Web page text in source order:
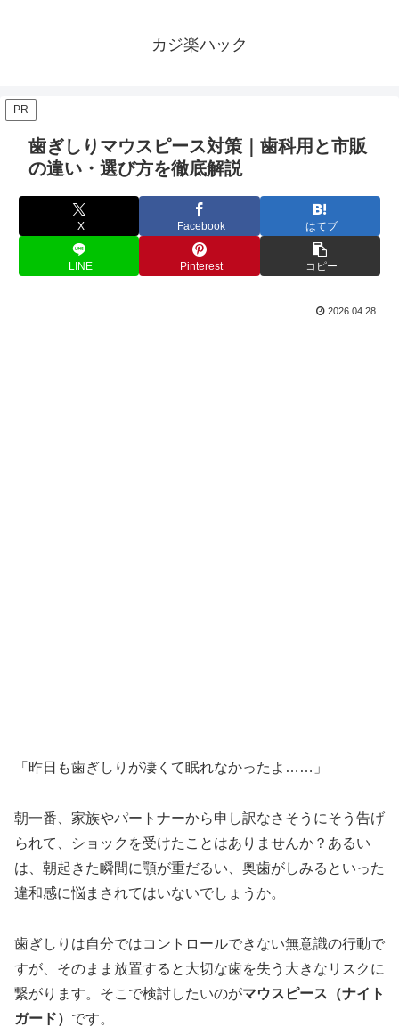
カジ楽ハック
PR
歯ぎしりマウスピース対策｜歯科用と市販
の違い・選び方を徹底解説
X Facebook はてブ
LINE Pinterest コピー
2026.04.28
「昨日も歯ぎしりが凄くて眠れなかったよ……」
朝一番、家族やパートナーから申し訳なさそうにそう告げ
られて、ショックを受けたことはありませんか？あるい
は、朝起きた瞬間に顎が重だるい、奥歯がしみるといった
違和感に悩まされてはいないでしょうか。
歯ぎしりは自分ではコントロールできない無意識の行動で
すが、そのまま放置すると大切な歯を失う大きなリスクに
繋がります。そこで検討したいのがマウスピース（ナイト
ガード） です。